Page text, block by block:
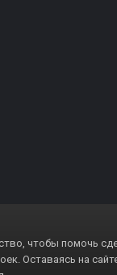
чтобы помочь
Оставаясь на